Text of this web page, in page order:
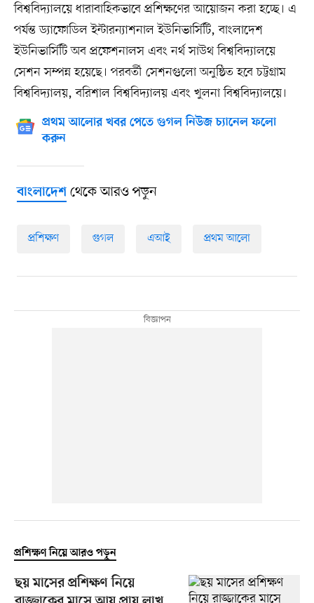
বিশ্ববিদ্যালয়ে ধারাবাহিকভাবে প্রশিক্ষণের আয়োজন করা হচ্ছে। এ
পর্যন্ত ড্যাফোডিল ইন্টারন্যাশনাল ইউনিভার্সিটি, বাংলাদেশ
ইউনিভার্সিটি অব প্রফেশনালস এবং নর্থ সাউথ বিশ্ববিদ্যালয়ে
সেশন সম্পন্ন হয়েছে। পরবর্তী সেশনগুলো অনুষ্ঠিত হবে চট্টগ্রাম
বিশ্ববিদ্যালয়, বরিশাল বিশ্ববিদ্যালয় এবং খুলনা বিশ্ববিদ্যালয়ে।
প্রথম আলোর খবর পেতে গুগল নিউজ চ্যানেল ফলো
করুন
বাংলাদেশথেকে আরও পড়ুন
প্রশিক্ষণ গুগল এআই প্রথম আলো
প্রশিক্ষণ নিয়ে আরও পড়ুন
ছয় মাসের প্রশিক্ষণ নিয়ে